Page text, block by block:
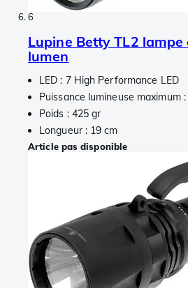
6
Lupine Betty TL2
lumen
LED : 7 High Performance LED
Puissance lumineuse maximum
Poids : 425 gr
Longueur : 19 cm
Article pas disponible